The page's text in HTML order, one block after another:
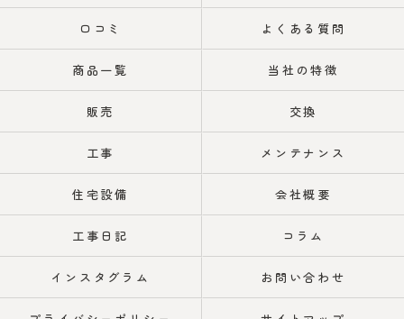
口コミ よくある質問
商品一覧 当社の特徴
販売 交換
工事 メンテナンス
住宅設備 会社概要
工事日記 コラム
インスタグラム お問い合わせ